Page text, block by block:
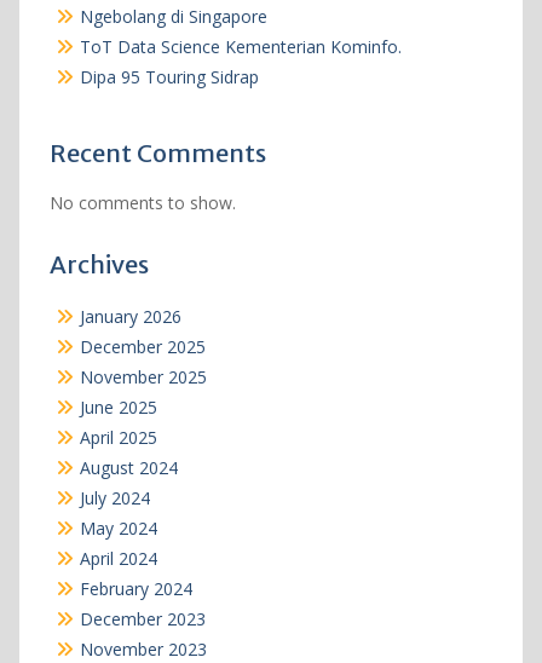
Ngebolang di Singapore
ToT Data Science Kementerian Kominfo.
Dipa 95 Touring Sidrap
Recent Comments
No comments to show.
Archives
January 2026
December 2025
November 2025
June 2025
April 2025
August 2024
July 2024
May 2024
April 2024
February 2024
December 2023
November 2023